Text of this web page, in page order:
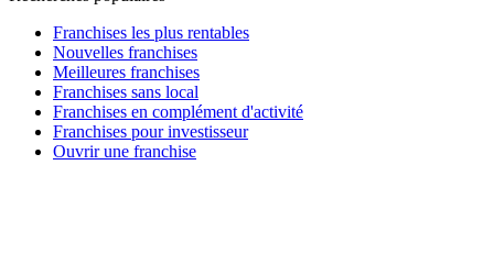
Franchises les plus rentables
Nouvelles franchises
Meilleures franchises
Franchises sans local
Franchises en complément d'activité
Franchises pour investisseur
Ouvrir une franchise